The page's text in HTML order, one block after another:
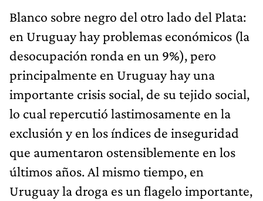
Blanco sobre negro del otro lado del Plata:
en Uruguay hay problemas económicos (la
desocupación ronda en un 9%), pero
principalmente en Uruguay hay una
importante crisis social, de su tejido social,
lo cual repercutió lastimosamente en la
exclusión y en los índices de inseguridad
que aumentaron ostensiblemente en los
últimos años. Al mismo tiempo, en
Uruguay la droga es un flagelo importante,